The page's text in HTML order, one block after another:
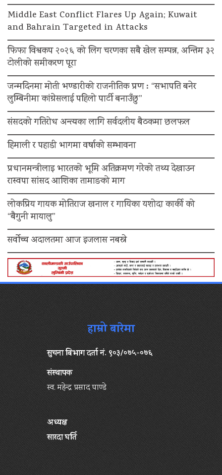
Middle East Conflict Flares Up Again; Kuwait
and Bahrain Targeted in Attacks
फिफा विश्वकप २०२६ को लिग चरणका सबै खेल सम्पन्न, अन्तिम ३२
टोलीको समीकरण पूरा
जन्मदिनमा मोती भण्डारीको राजनीतिक प्रण : “सभापति बनेर
लुम्बिनीमा कांग्रेसलाई पहिलो पार्टी बनाउँछु”
संसदको गतिरोध अन्त्यका लागि सर्वदलीय बैठकमा छलफल
हिमाली र पहाडी भागमा वर्षाको सम्भावना
प्रधानमन्त्रीलाइ भारतको भूमि अतिक्रमण गरेको तथ्य देखाउन
रास्वपा सांसद आशिका तामाङको माग
लोकप्रिय गायक मोतिराज खनाल र गायिका यशोदा कार्की को
“बैगुनी मायालु”
सर्वोच्च अदालतमा आज इजलास नबस्ने
हाम्रो बारेमा
सुचना बिभाग दर्ता नं. ९०३/०७५-०७६
संस्थापक
स्व. महेन्द्र प्रसाद पाण्डे
अध्यक्ष
सारदा घर्ति